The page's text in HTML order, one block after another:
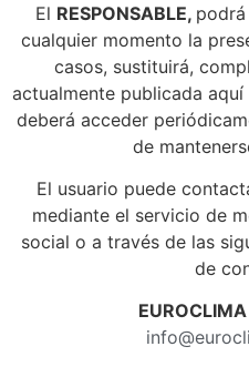
El RESPONSABLE,
cualquier momento la
casos, sustituirá,
actualmente publicada
deberá acceder
de
El usuario puede
mediante el servicio de
social o a través de las
de